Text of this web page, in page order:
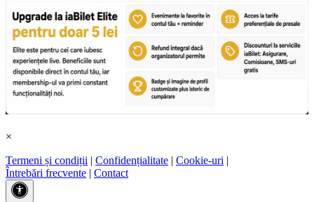
×
Termeni și condiții | Confidențialitate | Cookie-uri |
Întrebări frecvente | Contact